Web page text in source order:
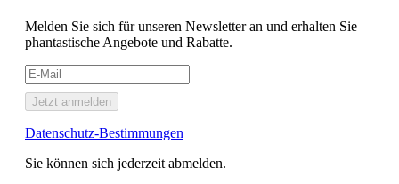
Melden Sie sich für unseren Newsletter an und erhalten Sie
phantastische Angebote und Rabatte.
Jetzt anmelden
Datenschutz-Bestimmungen
Sie können sich jederzeit abmelden.